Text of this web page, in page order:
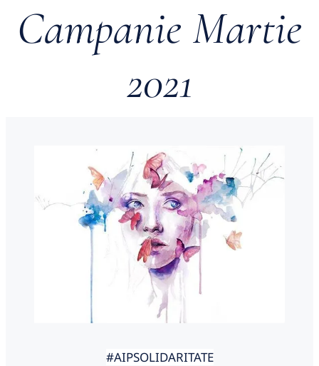
Campanie Martie
2021
#AIPSOLIDARITATE